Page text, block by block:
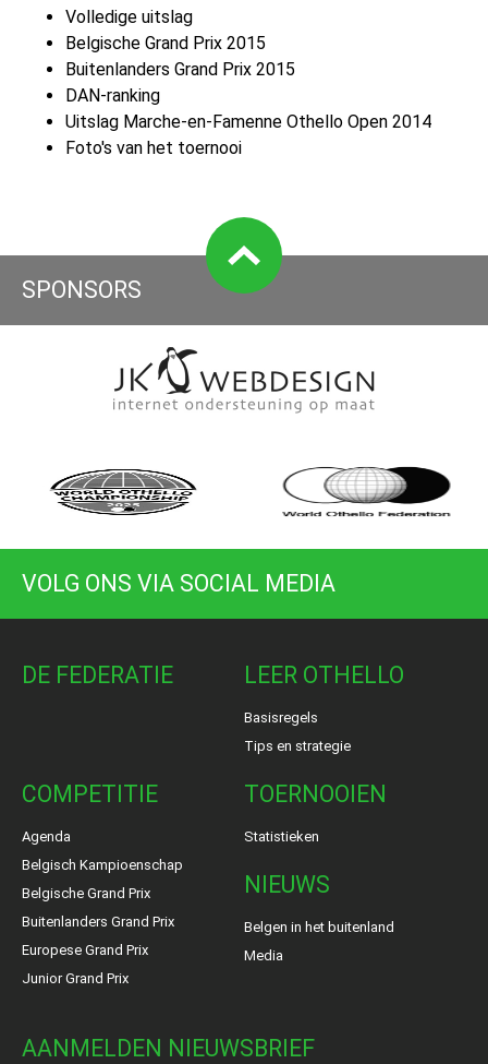
Volledige uitslag
Belgische Grand Prix 2015
Buitenlanders Grand Prix 2015
DAN-ranking
Uitslag Marche-en-Famenne Othello Open 2014
Foto's van het toernooi
SPONSORS
VOLG ONS VIA SOCIAL MEDIA
DE FEDERATIE LEER OTHELLO
Basisregels
Tips en strategie
COMPETITIE
Agenda
Belgisch Kampioenschap
Belgische Grand Prix
Buitenlanders Grand Prix
Europese Grand Prix
Junior Grand Prix
TOERNOOIEN
Statistieken
NIEUWS
Belgen in het buitenland
Media
AANMELDEN NIEUWSBRIEF